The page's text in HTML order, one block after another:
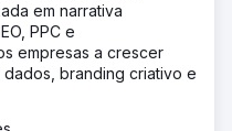
em narrativa
PPC e
empresas a crescer
branding criativo e